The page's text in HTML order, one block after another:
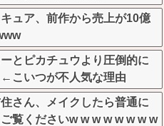
キュア、前作から売上が10億
とピカチュウより圧倒的に
こいつが不人気な理由
さん、メイクしたら普通に
覧くださいw w w w w w w w